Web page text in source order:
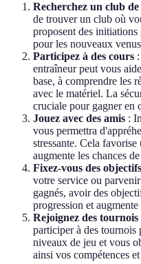
Recherchez un club
de trouver un club où
proposent des initiations
pour les nouveaux
Participez à des cours
entraîneur peut vous
base, à comprendre les
avec le matériel. La
cruciale pour gagner en
Jouez avec des amis :
vous permettra
stressante. Cela
augmente les chances
Fixez-vous des
votre service ou
gagnés, avoir des
progression et
Rejoignez des
participer à des tournois
niveaux de jeu et vous
ainsi vos compétences